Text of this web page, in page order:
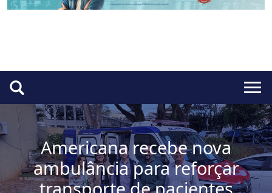
Americana recebe nova
ambulância para reforçar